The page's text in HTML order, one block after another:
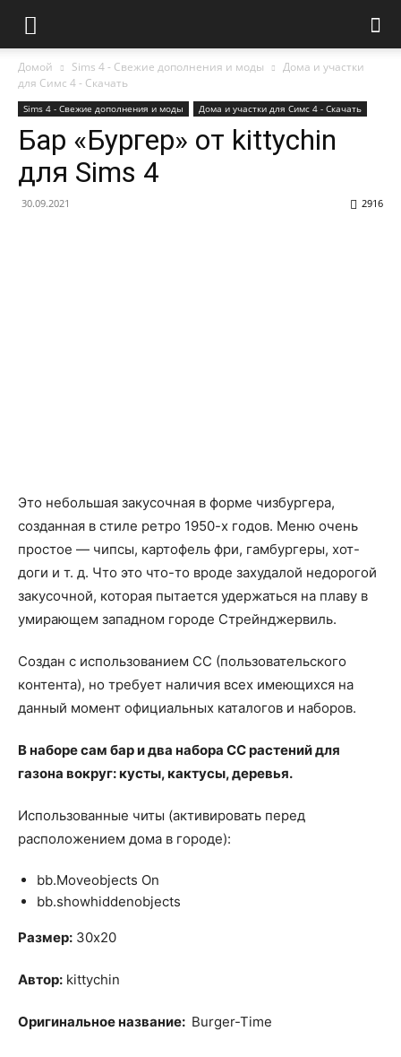
Домой Sims 4 - Свежие дополнения и моды
Дома и участки
для Симс 4 - Скачать
Sims 4 - Свежие дополнения и моды Дома и участки для Симс 4 - Скачать
Бар «Бургер» от kittychin
для Sims 4
30.09.2021 2916
Это небольшая закусочная в форме чизбургера,
созданная в стиле ретро 1950-х годов. Меню очень
простое — чипсы, картофель фри, гамбургеры, хот-
доги и т. д. Что это что-то вроде захудалой недорогой
закусочной, которая пытается удержаться на плаву в
умирающем западном городе Стрейнджервиль.
Создан с использованием CC (пользовательского
контента), но требует наличия всех имеющихся на
данный момент официальных каталогов и наборов.
В наборе сам бар и два набора СС растений для
газона вокруг: кусты, кактусы, деревья.
Использованные читы (активировать перед
расположением дома в городе):
bb.Moveobjects On
bb.showhiddenobjects
Размер: 30х20
Автор: kittychin
Оригинальное название: Burger-Time